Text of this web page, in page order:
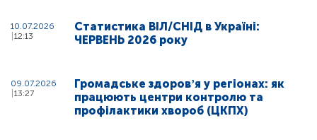
10.07.2026
12:13
Статистика ВІЛ/СНІД в Україні:
ЧЕРВЕНЬ 2026 року
09.07.2026
13:27
Громадське здоровʼя у регіонах: як
працюють центри контролю та
профілактики хвороб (ЦКПХ)